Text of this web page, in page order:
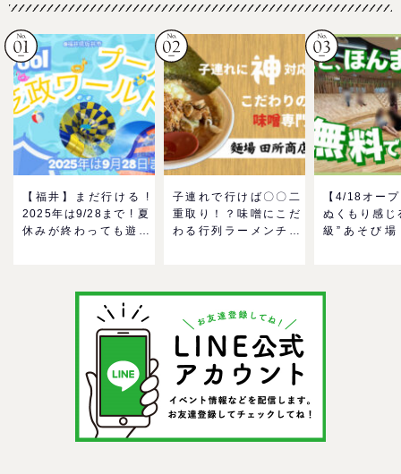
【福井】まだ行ける !
2025年は9/28まで ! 夏
休みが終わっても遊べ
子連れで行けば〇〇二
重取り！？味噌にこだ
わる行列ラーメンチェ
【4/18オー
ぬくもり感じ
級”あそび場